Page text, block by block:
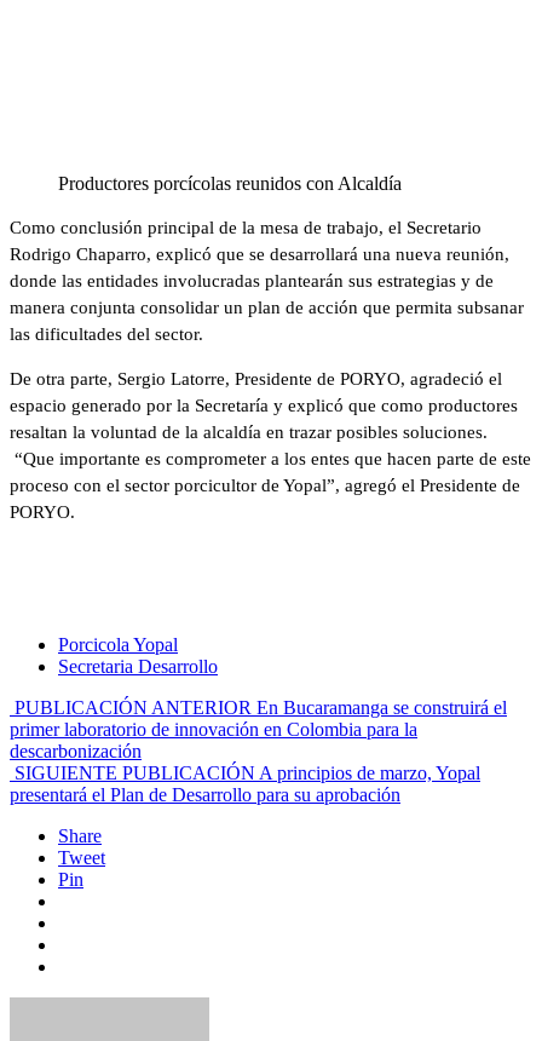
Productores porcícolas reunidos con Alcaldía
Como conclusión principal de la mesa de trabajo, el Secretario
Rodrigo Chaparro, explicó que se desarrollará una nueva reunión,
donde las entidades involucradas plantearán sus estrategias y de
manera conjunta consolidar un plan de acción que permita subsanar
las dificultades del sector.
De otra parte, Sergio Latorre, Presidente de PORYO, agradeció el
espacio generado por la Secretaría y explicó que como productores
resaltan la voluntad de la alcaldía en trazar posibles soluciones.
“Que importante es comprometer a los entes que hacen parte de este
proceso con el sector porcicultor de Yopal”, agregó el Presidente de
PORYO.
Porcicola Yopal
Secretaria Desarrollo
PUBLICACIÓN ANTERIOR En Bucaramanga se construirá el
primer laboratorio de innovación en Colombia para la
descarbonización
SIGUIENTE PUBLICACIÓN A principios de marzo, Yopal
presentará el Plan de Desarrollo para su aprobación
Share
Tweet
Pin